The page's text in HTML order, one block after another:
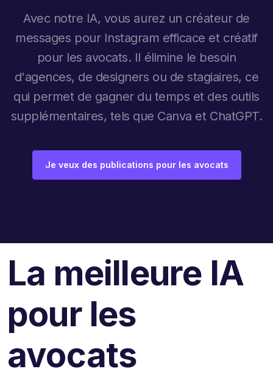
Avec notre IA, vous aurez un créateur de
messages pour Instagram efficace et créatif
pour les avocats. Il élimine le besoin
d'agences, de designers ou de stagiaires, ce
qui permet de gagner du temps et des outils
supplémentaires, tels que Canva et ChatGPT.
Je veux des publications pour les avocats
La meilleure IA
pour les
avocats